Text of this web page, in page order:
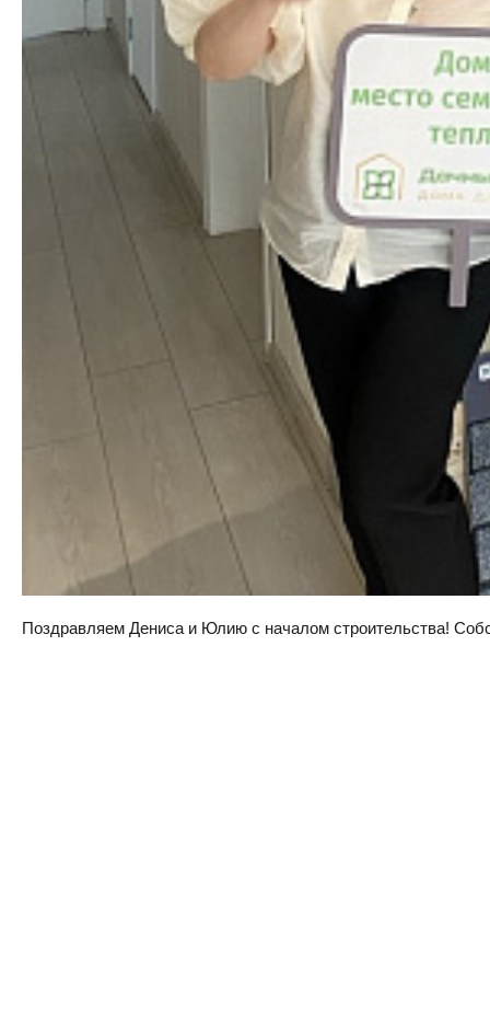
Поздравляем Дениса и Юлию с началом строительства!